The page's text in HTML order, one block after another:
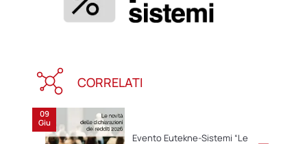
CORRELATI
09
Giu
Evento Eutekne-Sistemi “Le